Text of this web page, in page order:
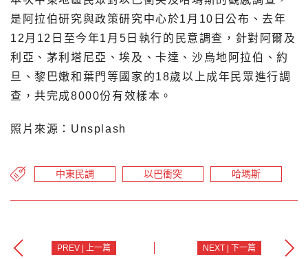
是阿拉伯研究與政策研究中心於1月10日公布、去年
12月12日至今年1月5日執行的民意調查，針對阿爾及
利亞、茅利塔尼亞、埃及、卡達、沙烏地阿拉伯、約
旦、黎巴嫩和葉門等國家的18歲以上成年民眾進行調
查，共完成8000份有效樣本。
照片來源：Unsplash
中東民調 以巴衝突 哈瑪斯
PREV | 上一篇 NEXT | 下一篇